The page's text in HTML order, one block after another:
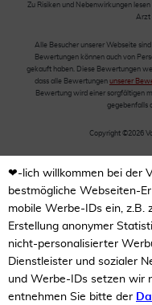
Zu Risiken und Nebenwirkungen
Arzt
Alle Besucher unserer Webseite
Bewertungen können auch von
gekauft haben. Diese Bewertungen
dass alle Bewertungen unserer
Bewertung wird einer sorgfältigen
gegebenfalls
Copyright ©2026
❤-lich willkommen bei der
bestmögliche Webseiten-
mobile Werbe-IDs ein, z.B.
Erstellung anonymer
nicht-personalisierter
Dienstleister und sozialer
und Werbe-IDs setzen wir
entnehmen Sie bitte der